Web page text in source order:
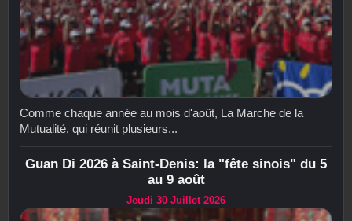
Comme chaque année au mois d'août, La Marche de la
Mutualité, qui réunit plusieurs...
Guan Di 2026 à Saint-Denis: la "fête sinois" du 5
au 9 août
Jeudi 30 Juillet 2026